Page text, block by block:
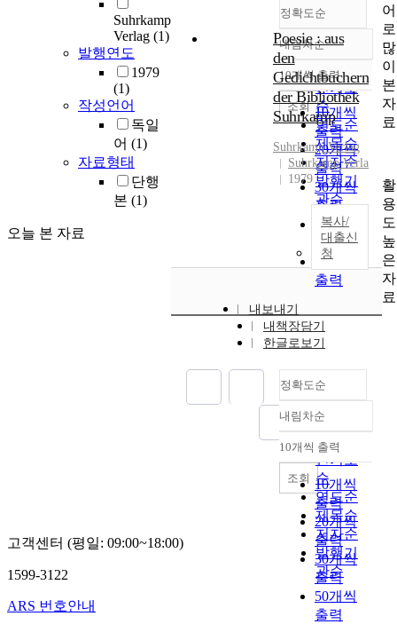
Suhrkamp
Verlag (1)
발행연도
1979
(1)
작성언어
독일
어 (1)
자료형태
단행
본 (1)
오늘 본 자료
정확도순
정확도
순
인기도
순
연도순
제목순
저자순
발행기
관순
내림차순
내림차순
10개씩 출력
10개씩
출력
20개씩
출력
30개씩
출력
50개씩
출력
100개씩
출력
조회
Poesie : aus
den
Gedichtbuchern
der Bibliothek
Suhrkamp
Suhrkamp Verlag
Suhrkamp Verla
1979
복사/
대출신
청
내보내기
내책장담기
한글로보기
정확도순
정확도
순
인기도
순
연도순
제목순
저자순
발행기
관순
내림차순
내림차순
10개씩 출력
10개씩
출력
20개씩
출력
30개씩
출력
50개씩
출력
조회
어
로
많
이
본
자
료
활
용
도
높
은
자
료
고객센터 (평일: 09:00~18:00)
1599-3122
ARS 번호안내